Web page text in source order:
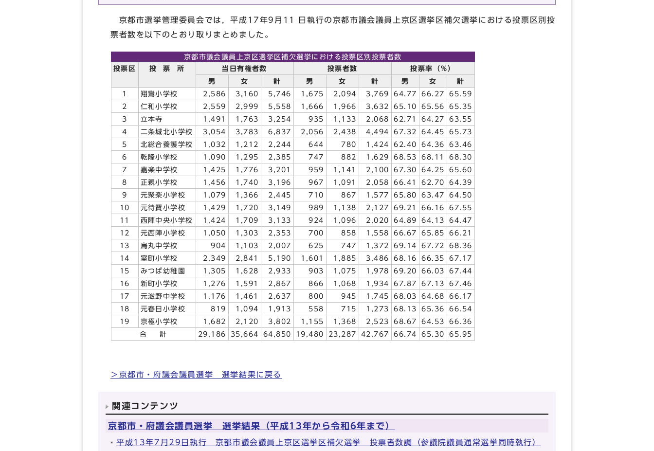
京都市選挙管理委員会では，平成17年9月11 日執行の京都市議会議員上京区選挙区補欠選挙における投票区別投
票者数を以下のとおり取りまとめました。
京都市議会議員上京区選挙区補欠選挙における投票区別投票者数
投票区
投 票 所 当日有権者数 投票者数
投票率（％）
男
女 計 男 女 計 男 女
計
1
翔鸞小学校 2,586 3,160 5,746 1,675 2,094 3,769 64.77 66.27
65.59
2
仁和小学校 2,559 2,999 5,558 1,666 1,966 3,632 65.10 65.56
65.35
3
立本寺 1,491 1,763 3,254 935 1,133 2,068 62.71 64.27
63.55
4
二条城北小学校 3,054 3,783 6,837 2,056 2,438 4,494 67.32 64.45
65.73
5
北総合養護学校 1,032 1,212 2,244 644 780 1,424 62.40 64.36
63.46
6
乾隆小学校 1,090 1,295 2,385 747 882 1,629 68.53 68.11
68.30
7
嘉楽中学校 1,425 1,776 3,201 959 1,141 2,100 67.30 64.25
65.60
8
正親小学校 1,456 1,740 3,196 967 1,091 2,058 66.41 62.70
64.39
9
元聚楽小学校 1,079 1,366 2,445 710 867 1,577 65.80 63.47
64.50
10
元待賢小学校 1,429 1,720 3,149 989 1,138 2,127 69.21 66.16
67.55
11
西陣中央小学校 1,424 1,709 3,133 924 1,096 2,020 64.89 64.13
64.47
12
元西陣小学校 1,050 1,303 2,353 700 858 1,558 66.67 65.85
66.21
13
烏丸中学校 904 1,103 2,007 625 747 1,372 69.14 67.72
68.36
14
室町小学校 2,349 2,841 5,190 1,601 1,885 3,486 68.16 66.35
67.17
15
みつば幼稚園 1,305 1,628 2,933 903 1,075 1,978 69.20 66.03
67.44
16
新町小学校 1,276 1,591 2,867 866 1,068 1,934 67.87 67.13
67.46
17
元滋野中学校 1,176 1,461 2,637 800 945 1,745 68.03 64.68
66.17
18
元春日小学校 819 1,094 1,913 558 715 1,273 68.13 65.36
66.54
19
京極小学校 1,682 2,120 3,802 1,155 1,368 2,523 68.67 64.53
66.36
合
計 29,186 35,664 64,850 19,480 23,287 42,767 66.74 65.30 65.95
＞京都市・府議会議員選挙 選挙結果に戻る
関連コンテンツ
京都市・府議会議員選挙 選挙結果（平成13年から令和6年まで）
平成13年7月29日執行 京都市議会議員上京区選挙区補欠選挙 投票者数調（参議院議員通常選挙同時執行）